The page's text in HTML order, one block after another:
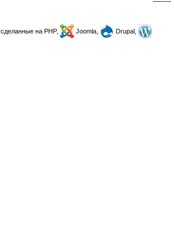
, сделанные на PHP, Joomla,
Drupal,